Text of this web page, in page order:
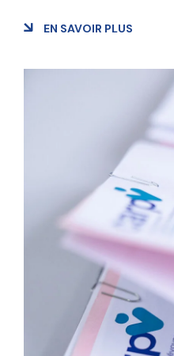
EN SAVOIR PLUS